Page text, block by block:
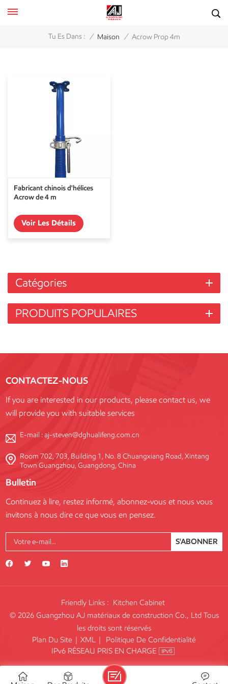
Tu Es Dans : / Maison / Acrow Prop 4m
Fabricant chinois d'hélices
Acrow de 4 m
Voir Les Détails
Catégories
PRODUITS POPULAIRES
CONTACTEZ-NOUS
If you are interested in our products, please contact us, we
will provide you with suitable services
E-mail :aj-steven@dghualifeng.com.cn
Room 702, 703, Building 1, No. 8 Chuangxiang Road, Xintang
Town Guangzhou, Guangdong, China
Bulletin
Continuez à lire, restez informé, abonnez-vous et nous vous
invitons à nous dire ce que vous en pensez.
S'ABONNER
Friendly Links : Kitchen Cabinet
© 2026 Guangzhou AJ matériaux de construction Co., Ltd Tous
les droits sont réservés
Plan Du Site | XML |
Politique De Confidentialité
IPv6 RÉSEAU PRIS EN CHARGE